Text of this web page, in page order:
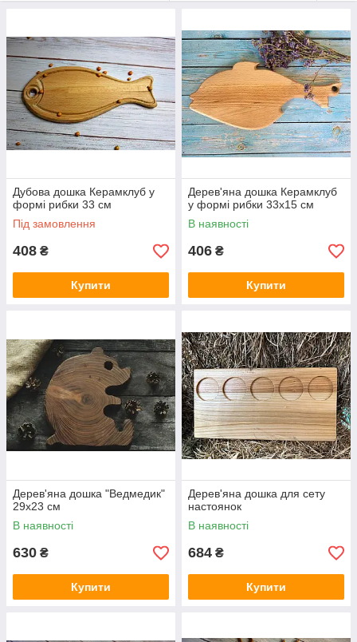
Дубова дошка Керамклуб у
формі рибки 33 см
Під замовлення
408 ₴
Купити
Дерев'яна дошка Керамклуб
у формі рибки 33х15 см
В наявності
406 ₴
Купити
Дерев'яна дошка "Ведмедик"
29х23 см
В наявності
630 ₴
Купити
Дерев'яна дошка для сету
настоянок
В наявності
684 ₴
Купити